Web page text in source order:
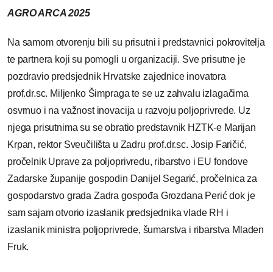
AGRO ARCA 2025
Na samom otvorenju bili su prisutni i predstavnici pokrovitelja
te partnera koji su pomogli u organizaciji. Sve prisutne je
pozdravio predsjednik Hrvatske zajednice inovatora
prof.dr.sc. Miljenko Šimpraga te se uz zahvalu izlagačima
osvrnuo i na važnost inovacija u razvoju poljoprivrede. Uz
njega prisutnima su se obratio predstavnik HZTK-e Marijan
Krpan, rektor Sveučilišta u Zadru prof.dr.sc. Josip Faričić,
pročelnik Uprave za poljoprivredu, ribarstvo i EU fondove
Zadarske županije gospodin Danijel Segarić, pročelnica za
gospodarstvo grada Zadra gospođa Grozdana Perić dok je
sam sajam otvorio izaslanik predsjednika vlade RH i
izaslanik ministra poljoprivrede, šumarstva i ribarstva Mladen
Fruk.